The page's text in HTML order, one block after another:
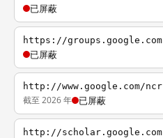
已屏蔽
https://groups.google.com
已屏蔽
http://www.google.com/ncr
截至 2026 年 已屏蔽
http://scholar.google.com